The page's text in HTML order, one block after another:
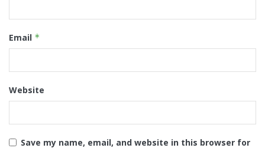
Email *
Website
Save my name, email, and website in this browser for